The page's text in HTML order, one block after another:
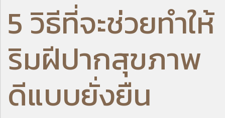
5 วิธีที่จะช่วยทำให้
ริมฝีปากสุขภาพ
ดีแบบยั่งยืน